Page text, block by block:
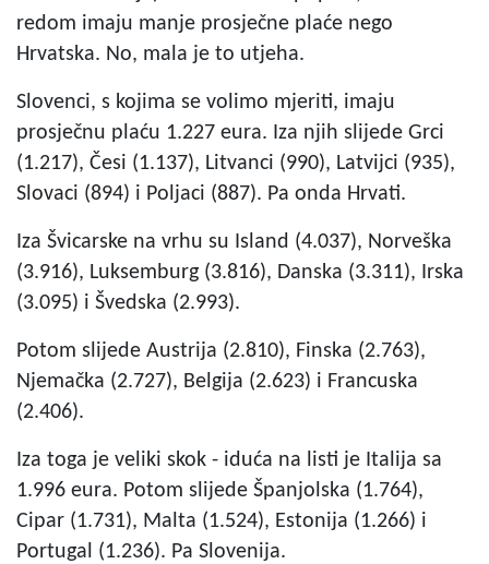
redom imaju manje prosječne plaće nego
Hrvatska. No, mala je to utjeha.
Slovenci, s kojima se volimo mjeriti, imaju
prosječnu plaću 1.227 eura. Iza njih slijede Grci
(1.217), Česi (1.137), Litvanci (990), Latvijci (935),
Slovaci (894) i Poljaci (887). Pa onda Hrvati.
Iza Švicarske na vrhu su Island (4.037), Norveška
(3.916), Luksemburg (3.816), Danska (3.311), Irska
(3.095) i Švedska (2.993).
Potom slijede Austrija (2.810), Finska (2.763),
Njemačka (2.727), Belgija (2.623) i Francuska
(2.406).
Iza toga je veliki skok - iduća na listi je Italija sa
1.996 eura. Potom slijede Španjolska (1.764),
Cipar (1.731), Malta (1.524), Estonija (1.266) i
Portugal (1.236). Pa Slovenija.